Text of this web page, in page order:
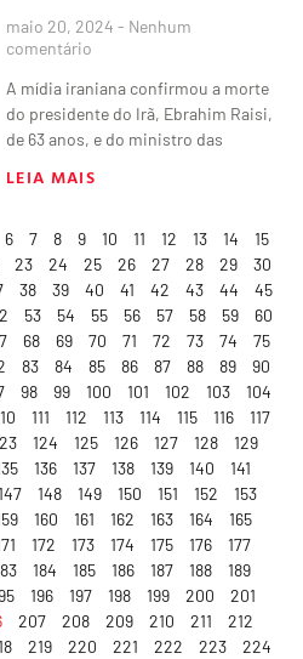
maio 20, 2024 Nenhum
comentário
A mídia iraniana confirmou a morte
do presidente do Irã, Ebrahim Raisi,
de 63 anos, e do ministro das
LEIA MAIS
6 7 8 9 10 11 12 13 14
15
23 24 25 26 27 28 29
30
38 39 40 41 42 43 44
45
53 54 55 56 57 58 59
60
68 69 70 71 72 73 74
75
83 84 85 86 87 88 89
90
98 99 100 101 102 103
104
111 112 113 114 115 116
117
124 125 126 127 128
129
136 137 138 139 140
141
148 149 150 151 152
153
160 161 162 163 164
165
172 173 174 175 176
177
184 185 186 187 188
189
196 197 198 199 200
201
207 208 209 210 211
212
219 220 221 222 223
224